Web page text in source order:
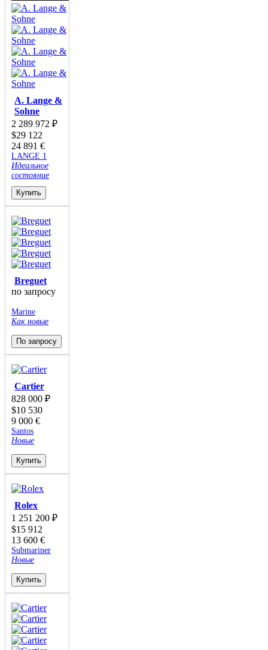
A. Lange &
Sohne
2 289 972 ₽
$29 122
24 891 €
LANGE 1
Идеальное
состояние
Купить
Breguet
по запросу
Marine
Как новые
По запросу
Cartier
828 000 ₽
$10 530
9 000 €
Santos
Новые
Купить
Rolex
1 251 200 ₽
$15 912
13 600 €
Submariner
Новые
Купить